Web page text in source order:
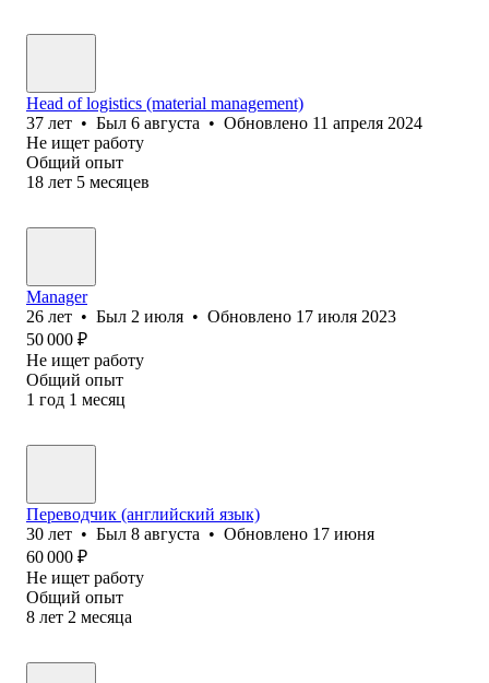
Head of logistics (material management)
37 лет • Был 6 августа • Обновлено 11 апреля 2024
Не ищет работу
Общий опыт
18 лет 5 месяцев
Manager
26 лет • Был 2 июля • Обновлено 17 июля 2023
50 000 ₽
Не ищет работу
Общий опыт
1 год 1 месяц
Переводчик (английский язык)
30 лет • Был 8 августа • Обновлено 17 июня
60 000 ₽
Не ищет работу
Общий опыт
8 лет 2 месяца